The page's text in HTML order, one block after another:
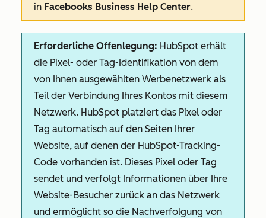
in Facebooks Business Help Center.
Erforderliche Offenlegung: HubSpot erhält
die Pixel- oder Tag-Identifikation von dem
von Ihnen ausgewählten Werbenetzwerk als
Teil der Verbindung Ihres Kontos mit diesem
Netzwerk. HubSpot platziert das Pixel oder
Tag automatisch auf den Seiten Ihrer
Website, auf denen der HubSpot-Tracking-
Code vorhanden ist. Dieses Pixel oder Tag
sendet und verfolgt Informationen über Ihre
Website-Besucher zurück an das Netzwerk
und ermöglicht so die Nachverfolgung von